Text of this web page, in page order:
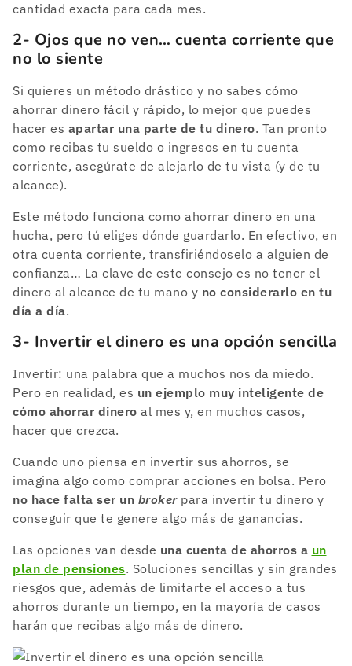
cantidad exacta para cada mes.
2- Ojos que no ven… cuenta corriente que
no lo siente
Si quieres un método drástico y no sabes cómo
ahorrar dinero fácil y rápido, lo mejor que puedes
hacer es apartar una parte de tu dinero. Tan pronto
como recibas tu sueldo o ingresos en tu cuenta
corriente, asegúrate de alejarlo de tu vista (y de tu
alcance).
Este método funciona como ahorrar dinero en una
hucha, pero tú eliges dónde guardarlo. En efectivo, en
otra cuenta corriente, transfiriéndoselo a alguien de
confianza… La clave de este consejo es no tener el
dinero al alcance de tu mano y no considerarlo en tu
día a día.
3- Invertir el dinero es una opción sencilla
Invertir: una palabra que a muchos nos da miedo.
Pero en realidad, es un ejemplo muy inteligente de
cómo ahorrar dinero al mes y, en muchos casos,
hacer que crezca.
Cuando uno piensa en invertir sus ahorros, se
imagina algo como comprar acciones en bolsa. Pero
no hace falta ser un brokerpara invertir tu dinero y
conseguir que te genere algo más de ganancias.
Las opciones van desde una cuenta de ahorros a un
plan de pensiones. Soluciones sencillas y sin grandes
riesgos que, además de limitarte el acceso a tus
ahorros durante un tiempo, en la mayoría de casos
harán que recibas algo más de dinero.